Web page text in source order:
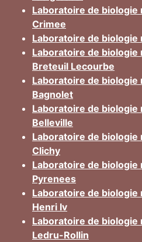
Laboratoire de biologie
Crimee
Laboratoire de biologie
Laboratoire de biologie
Breteuil Lecourbe
Laboratoire de biologie
Bagnolet
Laboratoire de biologie
Belleville
Laboratoire de biologie
Clichy
Laboratoire de biologie
Pyrenees
Laboratoire de biologie
Henri Iv
Laboratoire de biologie
Ledru-Rollin